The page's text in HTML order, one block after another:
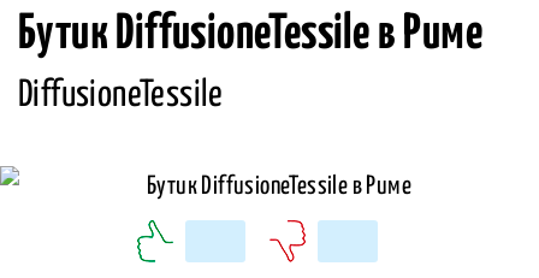
Бутик DiffusioneTessile в Риме
DiffusioneTessile